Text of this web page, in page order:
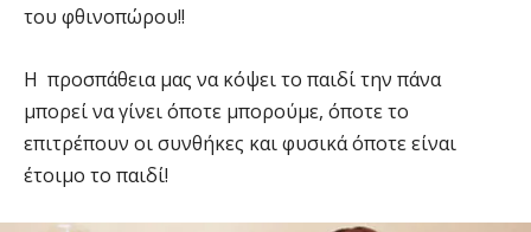
του φθινοπώρου!!
Η προσπάθεια μας να κόψει το παιδί την πάνα
μπορεί να γίνει όποτε μπορούμε, όποτε το
επιτρέπουν οι συνθήκες και φυσικά όποτε είναι
έτοιμο το παιδί!